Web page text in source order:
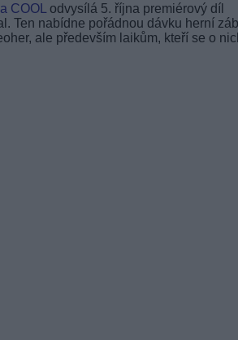
COOL
odvysílá 5. října premiérový díl
Ten nabídne pořádnou dávku herní
ale především laikům, kteří se o